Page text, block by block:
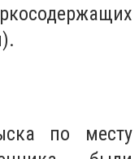
по месту